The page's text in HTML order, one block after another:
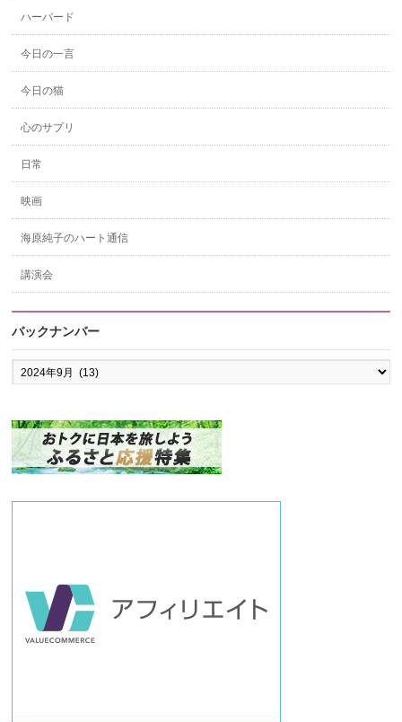
ハーバード
今日の一言
今日の猫
心のサプリ
日常
映画
海原純子のハート通信
講演会
バックナンバー
バ
ッ
ン
バ
ー